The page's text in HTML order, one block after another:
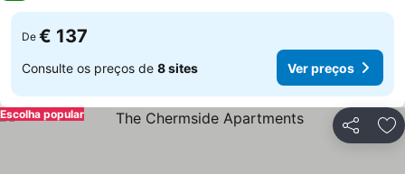
De € 137
Consulte os preços de 8 sites Ver preços
Partilhar
Escolha popular